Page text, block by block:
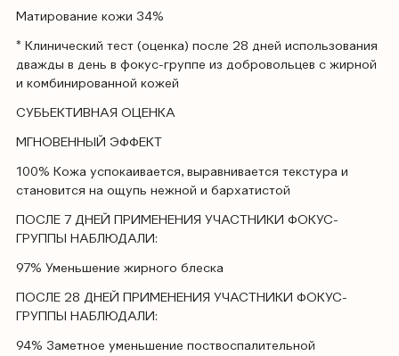
Матирование кожи 34%
* Клинический тест (оценка) после 28 дней использования
дважды в день в фокус-группе из добровольцев с жирной
и комбинированной кожей
СУБЬЕКТИВНАЯ ОЦЕНКА
МГНОВЕННЫЙ ЭФФЕКТ
100% Кожа успокаивается, выравнивается текстура и
становится на ощупь нежной и бархатистой
ПОСЛЕ 7 ДНЕЙ ПРИМЕНЕНИЯ УЧАСТНИКИ ФОКУС-
ГРУППЫ НАБЛЮДАЛИ:
97% Уменьшение жирного блеска
ПОСЛЕ 28 ДНЕЙ ПРИМЕНЕНИЯ УЧАСТНИКИ ФОКУС-
ГРУППЫ НАБЛЮДАЛИ:
94% Заметное уменьшение поствоспалительной